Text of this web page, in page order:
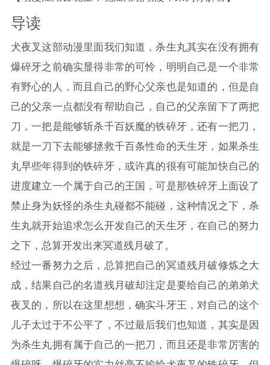
导读
犬夜叉这部动漫里面我们知道，杀生丸其实在没有拥有
爆碎牙之前确实显得非常的可怜，明明自己是一个非常
有野心的人，而且自己的野心父亲也是知道的，但是自
己的父亲一点都没有帮助自己，自己的父亲留下了两把
刀，一把是能够斩杀千百妖魔的铁碎牙，还有一把刀，
就是一刀下去能够拯救千百条性命的天生牙，如果杀生
丸早些年得到的铁碎牙，或许真的很有可能加快自己的
进度建立一个属于自己的王国，可是那铁碎牙上面设了
禁止身为妖怪的杀生丸碰都不能碰，这种情况之下，杀
生丸就开始追求怎么开发自己的天生牙，在自己的努力
之下，总算开发出来冥道残月破了。
经过一番努力之后，总算把自己的冥道残月破修炼之大
成，结果自己的名道残月破却注定是要给自己的弟弟犬
夜叉的，所以在这里想想，确实斗牙王，对自己的这个
儿子太过于不公平了，不过最后我们也知道，其实是因
为杀生丸拥有属于自己的一把刀，而且还是非常厉害的